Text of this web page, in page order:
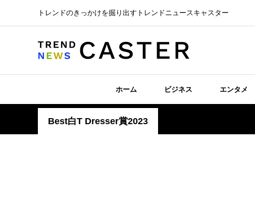
トレンドのきっかけを掘り出すトレンドニュースキャスター
ホーム ビジネス エンタメ
Best白T Dresser賞2023